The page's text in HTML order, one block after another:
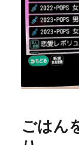
ごはん